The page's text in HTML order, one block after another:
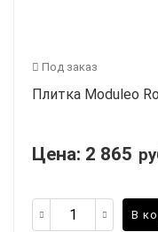
Под заказ
Плитка Moduleo
Цена: 2 865
В